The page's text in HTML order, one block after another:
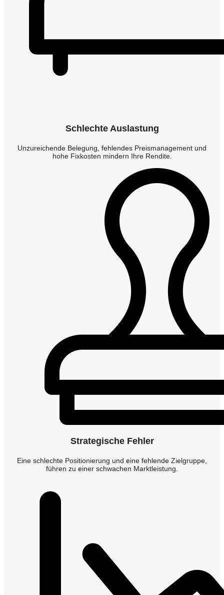
Schlechte Auslastung
Unzureichende Belegung, fehlendes Preismanagement und
hohe Fixkosten mindern Ihre Rendite.
Strategische Fehler
Eine schlechte Positionierung und eine fehlende Zielgruppe,
führen zu einer schwachen Marktleistung.